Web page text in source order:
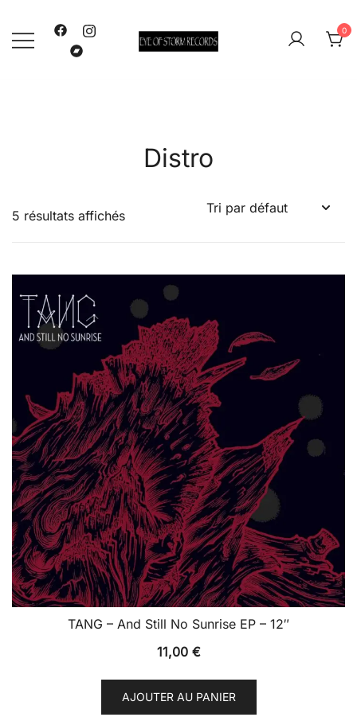
content
0
Distro
5 résultats affichés
TANG – And Still No Sunrise EP – 12″
11,00 €
AJOUTER AU PANIER